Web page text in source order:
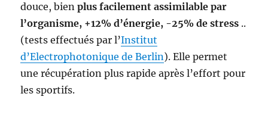
douce, bienplus facilement assimilable par
l’organisme, +12% d’énergie, -25% de stress ..
(tests effectués par l’Institut
d’Electrophotonique de Berlin). Elle permet
une récupération plus rapide après l’effort pour
les sportifs.